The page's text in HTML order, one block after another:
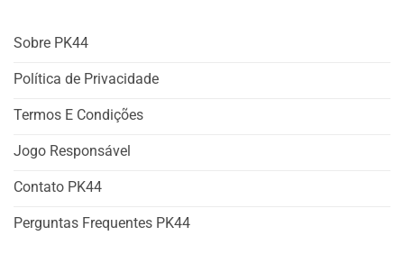
Sobre PK44
Política de Privacidade
Termos E Condições
Jogo Responsável
Contato PK44
Perguntas Frequentes PK44